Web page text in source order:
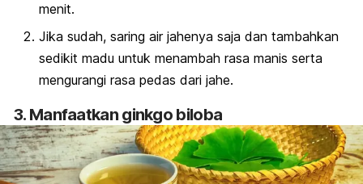
menit.
Jika sudah, saring air jahenya saja dan tambahkan
sedikit madu untuk menambah rasa manis serta
mengurangi rasa pedas dari jahe.
3. Manfaatkan ginkgo biloba